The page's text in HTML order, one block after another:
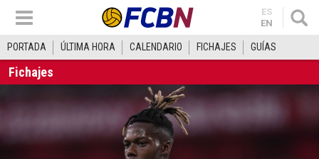
ES
EN
PORTADA ÚLTIMA HORA CALENDARIO FICHAJES GUÍAS
Fichajes